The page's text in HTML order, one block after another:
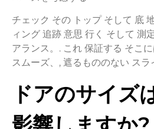
チェック その トップ そして 底
ィング 追跡 意思 行く そして 測
アランス。. これ 保証する そこ
スムーズ、, 遮るもののない スラ
ドアのサイズ